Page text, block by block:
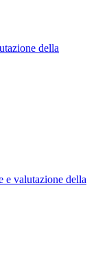
della
e valutazione della